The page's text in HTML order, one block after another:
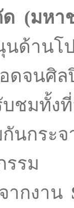
(มหา
นด้านโ
จนศิล
มทั้ง
นกระ
รรม
ากงาน